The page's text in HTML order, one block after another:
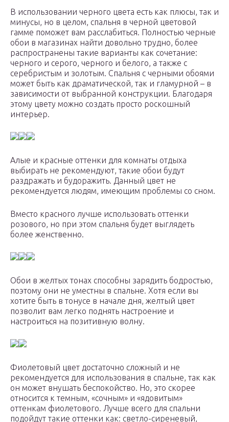
В использовании черного цвета есть как плюсы, так и
минусы, но в целом, спальня в черной цветовой
гамме поможет вам расслабиться. Полностью черные
обои в магазинах найти довольно трудно, более
распространены такие варианты как сочетание:
черного и серого, черного и белого, а также с
серебристым и золотым. Спальня с черными обоями
может быть как драматической, так и гламурной – в
зависимости от выбранной конструкции. Благодаря
этому цвету можно создать просто роскошный
интерьер.
Алые и красные оттенки для комнаты отдыха
выбирать не рекомендуют, такие обои будут
раздражать и будоражить. Данный цвет не
рекомендуется людям, имеющим проблемы со сном.
Вместо красного лучше использовать оттенки
розового, но при этом спальня будет выглядеть
более женственно.
Обои в желтых тонах способны зарядить бодростью,
поэтому они не уместны в спальне. Хотя если вы
хотите быть в тонусе в начале дня, желтый цвет
позволит вам легко поднять настроение и
настроиться на позитивную волну.
Фиолетовый цвет достаточно сложный и не
рекомендуется для использования в спальне, так как
он может внушать беспокойство. Но, это скорее
относится к темным, «сочным» и «ядовитым»
оттенкам фиолетового. Лучше всего для спальни
подойдут такие оттенки как: светло-сиреневый,